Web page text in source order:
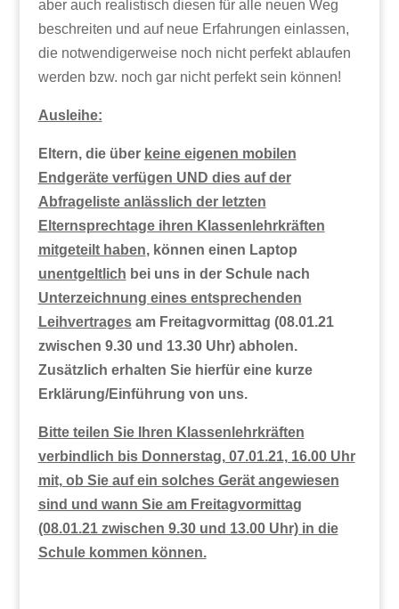
aber auch realistisch diesen für alle neuen Weg
beschreiten und auf neue Erfahrungen einlassen,
die notwendigerweise noch nicht perfekt ablaufen
werden bzw. noch gar nicht perfekt sein können!
Ausleihe:
Eltern, die über keine eigenen mobilen
Endgeräte verfügen UND dies auf der
Abfrageliste anlässlich der letzten
Elternsprechtage ihren Klassenlehrkräften
mitgeteilt haben, können einen Laptop
unentgeltlich bei uns in der Schule nach
Unterzeichnung eines entsprechenden
Leihvertragesam Freitagvormittag (08.01.21
zwischen 9.30 und 13.30 Uhr) abholen.
Zusätzlich erhalten Sie hierfür eine kurze
Erklärung/Einführung von uns.
Bitte teilen Sie Ihren Klassenlehrkräften
verbindlich bis Donnerstag, 07.01.21, 16.00 Uhr
mit, ob Sie auf ein solches Gerät angewiesen
sind und wann Sie am Freitagvormittag
(08.01.21 zwischen 9.30 und 13.00 Uhr) in die
Schule kommen können.